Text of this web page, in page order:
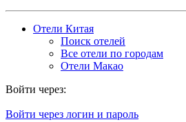
Отели Китая
Поиск отелей
Все отели по городам
Отели Макао
Войти через:
Войти через логин и пароль